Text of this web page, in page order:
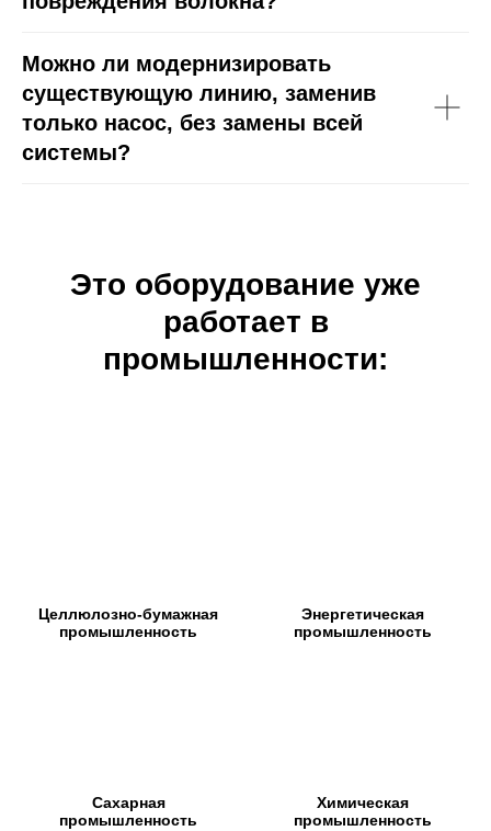
Можно ли модернизировать
существующую линию, заменив
только насос, без замены всей
системы?
Это оборудование уже
работает в
промышленности:
Целлюлозно-бумажная
промышленность
Энергетическая
промышленность
Сахарная
промышленность
Химическая
промышленность